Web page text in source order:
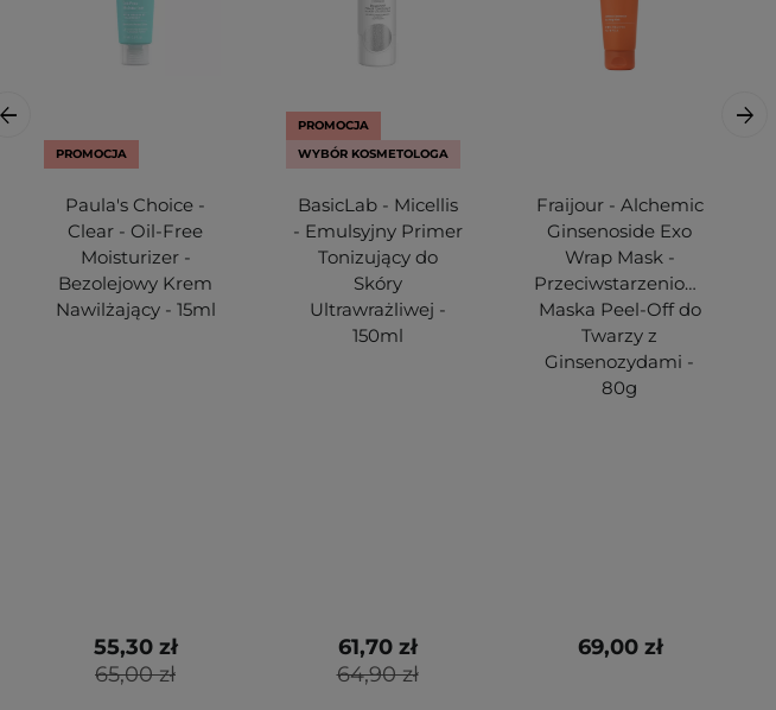
PROMOCJA
Paula's Choice -
Clear - Oil-Free
Moisturizer -
Bezolejowy Krem
Nawilżający - 15ml
65,00 zł
55,30 zł
PROMOCJA
WYBÓR KOSMETOLOGA
BasicLab - Micellis
- Emulsyjny Primer
Tonizujący do
Skóry
Ultrawrażliwej -
150ml
64,90 zł
61,70 zł
Fraijour - Alchemic
Ginsenoside Exo
Wrap Mask -
Przeciwstarzeniowa
Maska Peel-Off do
Twarzy z
Ginsenozydami -
80g
69,00 zł